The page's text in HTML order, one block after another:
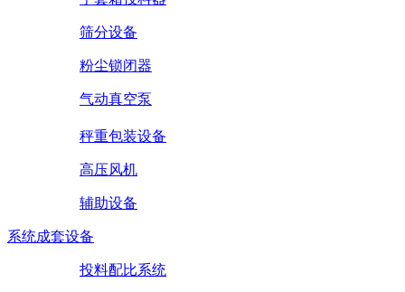
筛分设备
粉尘锁闭器
气动真空泵
秤重包装设备
高压风机
辅助设备
系统成套设备
投料配比系统